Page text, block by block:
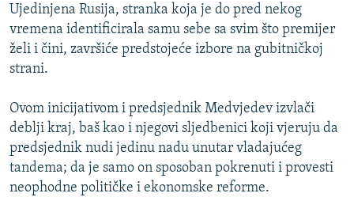
Ujedinjena Rusija, stranka koja je do pred nekog
vremena identificirala samu sebe sa svim što premijer
želi i čini, završiće predstojeće izbore na gubitničkoj
strani.
Ovom inicijativom i predsjednik Medvjedev izvlači
deblji kraj, baš kao i njegovi sljedbenici koji vjeruju da
predsjednik nudi jedinu nadu unutar vladajućeg
tandema; da je samo on sposoban pokrenuti i provesti
neophodne političke i ekonomske reforme.